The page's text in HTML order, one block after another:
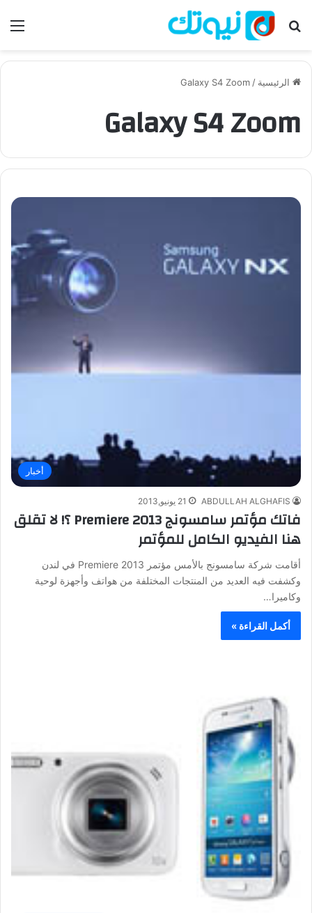
بحث عن
الرئيسية /
Galaxy S4 Zoom
Galaxy S4 Zoom
أخبار
ABDULLAH ALGHAFIS 21 يونيو,2013
فاتك مؤتمر سامسونج Premiere 2013 ؟! لا تقلق
هنا الفيديو الكامل للمؤتمر
أقامت شركة سامسونج بالأمس مؤتمر Premiere 2013 في لندن
وكشفت فيه العديد من المنتجات المختلفة من هواتف وأجهزة لوحية
وكاميرا…
أكمل القراءة »